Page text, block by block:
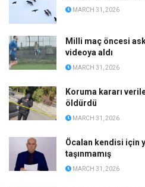
MARCH 31, 2026
Milli maç öncesi
videoya aldı
MARCH 31, 2026
Koruma kararı
öldürdü
MARCH 31, 2026
Öcalan kendisi için
taşınmamış
MARCH 31, 2026